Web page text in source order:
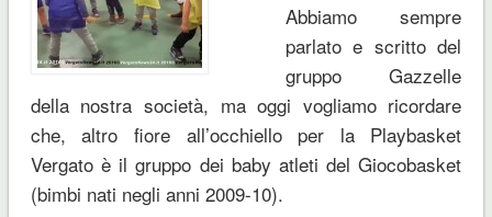
Abbiamo sempre
parlato e scritto del
gruppo Gazzelle
della nostra società, ma oggi vogliamo ricordare
che, altro fiore all’occhiello per la Playbasket
Vergato è il gruppo dei baby atleti del Giocobasket
(bimbi nati negli anni 2009-10).